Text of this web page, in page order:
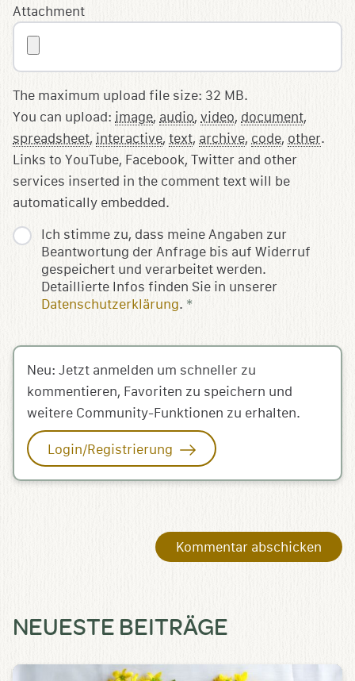
Ich stimme zu, dass meine Angaben zur
Beantwortung der Anfrage bis auf Widerruf
gespeichert und verarbeitet werden.
Detaillierte Infos finden Sie in unserer
Datenschutzerklärung. *
Attachment
The maximum upload file size: 32 MB.
You can upload: image, audio, video, document,
spreadsheet, interactive, text, archive, code, other.
Links to YouTube, Facebook, Twitter and other
services inserted in the comment text will be
automatically embedded.
Neu: Jetzt anmelden um schneller zu
kommentieren, Favoriten zu speichern und
weitere Community-Funktionen zu erhalten.
Login/Registrierung
NEUESTE BEITRÄGE